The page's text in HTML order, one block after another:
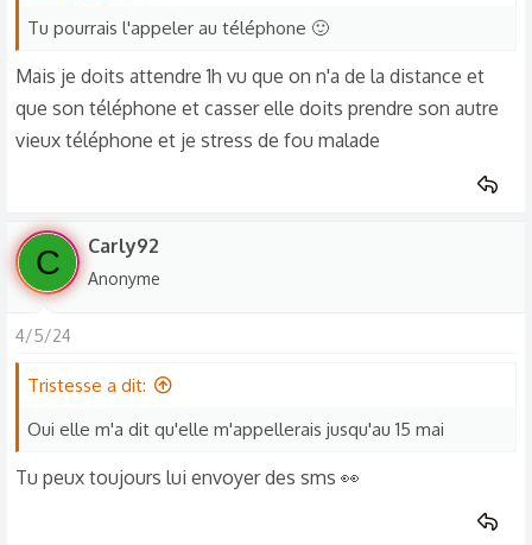
Tu pourrais l'appeler au téléphone 🙂
Mais je doits attendre 1h vu que on n'a de la distance et
que son téléphone et casser elle doits prendre son autre
vieux téléphone et je stress de fou malade
C Carly92
Anonyme
4/5/24
Tristesse a dit:
Oui elle m'a dit qu'elle m'appellerais jusqu'au 15 mai
Tu peux toujours lui envoyer des sms 👀